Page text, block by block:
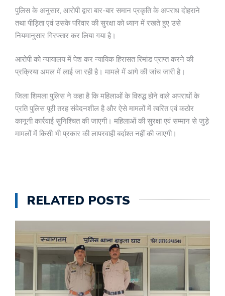
पुलिस के अनुसार, आरोपी द्वारा बार-बार समान प्रकृति के अपराध दोहराने
तथा पीड़िता एवं उसके परिवार की सुरक्षा को ध्यान में रखते हुए उसे
नियमानुसार गिरफ्तार कर लिया गया है।
आरोपी को न्यायालय में पेश कर न्यायिक हिरासत रिमांड प्राप्त करने की
प्रक्रिया अमल में लाई जा रही है। मामले में आगे की जांच जारी है।
जिला शिमला पुलिस ने कहा है कि महिलाओं के विरुद्ध होने वाले अपराधों के
प्रति पुलिस पूरी तरह संवेदनशील है और ऐसे मामलों में त्वरित एवं कठोर
कानूनी कार्रवाई सुनिश्चित की जाएगी। महिलाओं की सुरक्षा एवं सम्मान से जुड़े
मामलों में किसी भी प्रकार की लापरवाही बर्दाश्त नहीं की जाएगी।
RELATED POSTS